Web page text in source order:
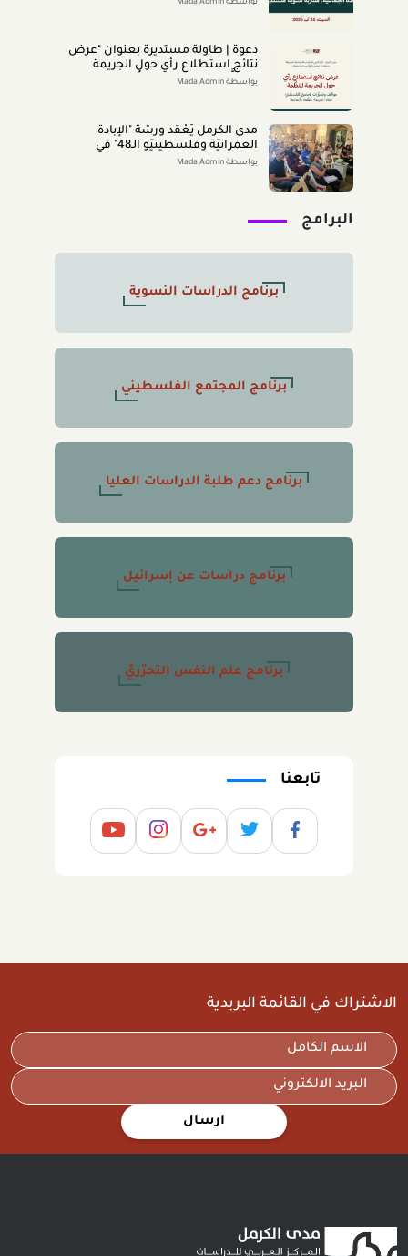
بواسطة Mada Admin
دعوة | طاولة مستديرة بعنوان "عرض
نتائج استطلاع رأي حول الجريمة
المنظَّمة- مواقف وتصوُّرات المجتمع
بواسطة Mada Admin
مدى الكرمل يَعْقد ورشة "الإبادة
العمرانيّة وفلسطينيّو الـ48" في
الناصرة (تمّوز 2026)
بواسطة Mada Admin
البرامج
برنامج الدراسات النسوية
برنامج المجتمع الفلسطيني
برنامج دعم طلبة الدراسات العليا
برنامج دراسات عن إسرائيل
برنامج علم النفس التحرّريّ
تابعنا
الاشتراك في القائمة البريدية
ارسال